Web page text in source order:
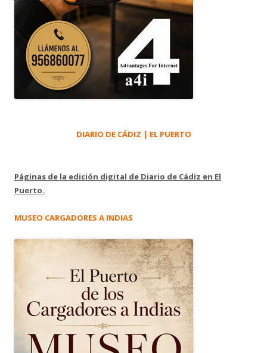
DIARIO DE CÁDIZ | EL PUERTO
Páginas de la edición digital de Diario de Cádiz en El
Puerto.
MUSEO CARGADORES A INDIAS